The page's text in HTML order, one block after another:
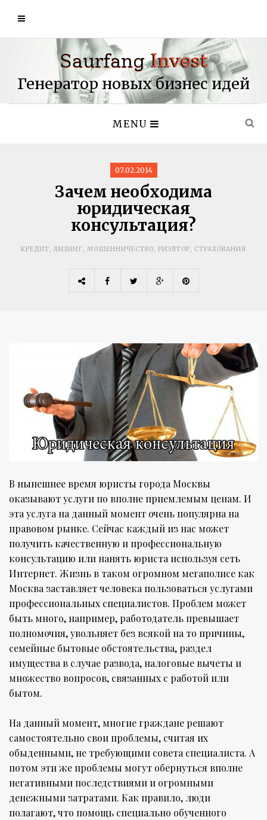
Генератор новых бизнес идей
MENU
07.02.2014
Зачем необходима
юридическая
консультация?
КРЕДИТ, ЛИЗИНГ, МОШЕННИЧЕСТВО, РИЭЛТОР, СТРАХОВАНИЯ
В нынешнее время юристы города Москвы
оказывают услуги по вполне приемлемым ценам. И
эта услуга на данный момент очень популярна на
правовом рынке. Сейчас каждый из нас может
получить качественную и профессиональную
консультацию или нанять юриста используя сеть
Интернет. Жизнь в таком огромном мегаполисе как
Москва заставляет человека пользоваться услугами
профессиональных специалистов. Проблем может
быть много, например, работодатель превышает
полномочия, увольняет без всякой на то причины,
семейные бытовые обстоятельства, раздел
имущества в случае развода, налоговые вычеты и
множество вопросов, связанных с работой или
бытом.
На данный момент, многие граждане решают
самостоятельно свои проблемы, считая их
обыденными, не требующими совета специалиста. А
потом эти же проблемы могут обернуться вполне
негативными последствиями и огромными
денежными затратами. Как правило, люди
полагают, что помощь специально обученного